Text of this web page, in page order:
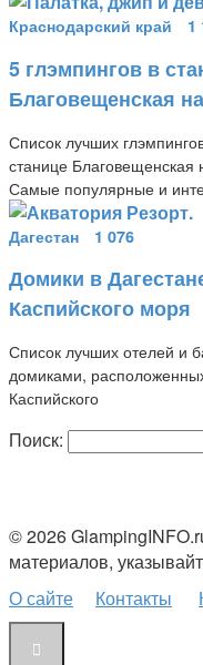
Краснодарский край 1
5 глэмпингов в
Благовещенская
Список лучших
станице Благовещенская
Самые популярные и
Дагестан 1 076
Домики в
Каспийского моря
Список лучших отелей и
домиками,
Каспийского
Поиск:
© 2026
материалов,
О сайте
Контакты